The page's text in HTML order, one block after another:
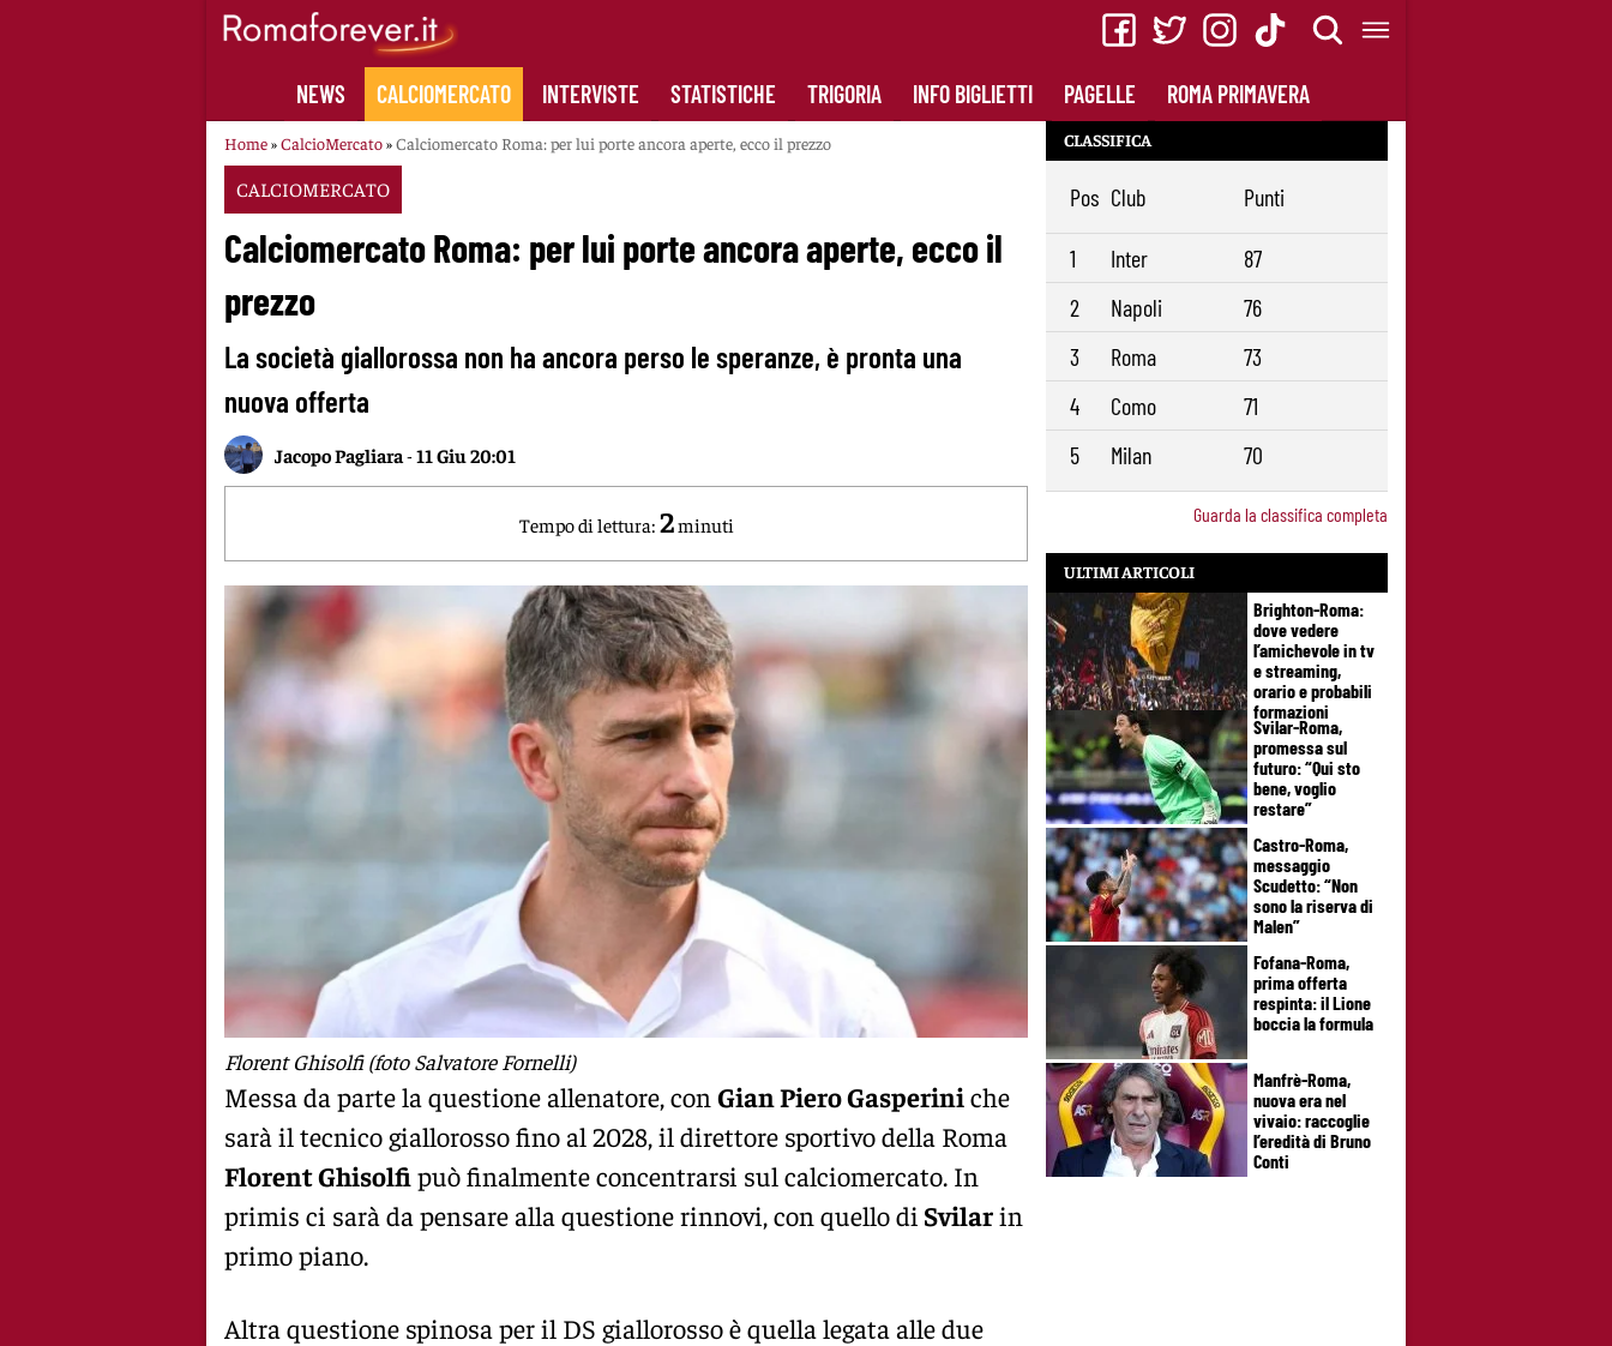
NEWS CALCIOMERCATO INTERVISTE STATISTICHE TRIGORIA INFO BIGLIETTI PAGELLE ROMA PRIMAVERA
Home»CalcioMercato»Calciomercato Roma: per lui porte ancora aperte, ecco il prezzo
CALCIOMERCATO
Calciomercato Roma: per lui porte ancora aperte, ecco il
prezzo
La società giallorossa non ha ancora perso le speranze, è pronta una
nuova offerta
Jacopo Pagliara -11 Giu 20:01
Tempo di lettura: 2minuti
Florent Ghisolfi (foto Salvatore Fornelli)
Messa da parte la questione allenatore, con Gian Piero Gasperiniche
sarà il tecnico giallorosso fino al 2028, il direttore sportivo della Roma
Florent Ghisolfipuò finalmente concentrarsi sul calciomercato. In
primis ci sarà da pensare alla questione rinnovi, con quello di Svilarin
primo piano.
Altra questione spinosa per il DS giallorosso è quella legata alle due
CLASSIFICA
Pos Club Punti
1 Inter
87
2
Napoli
76
3
Roma
73
4
Como
71
5
Milan 70
Guarda la classifica completa
ULTIMI ARTICOLI
Brighton-Roma:
dove vedere
l’amichevole in tv
e streaming,
orario e probabili
formazioni
Svilar-Roma,
promessa sul
futuro: “Qui sto
bene, voglio
restare”
Castro-Roma,
messaggio
Scudetto: “Non
sono la riserva di
Malen”
Fofana-Roma,
prima offerta
respinta: il Lione
boccia la formula
Manfrè-Roma,
nuova era nel
vivaio: raccoglie
l’eredità di Bruno
Conti